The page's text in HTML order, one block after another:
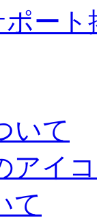
ポート
いて
アイ
て